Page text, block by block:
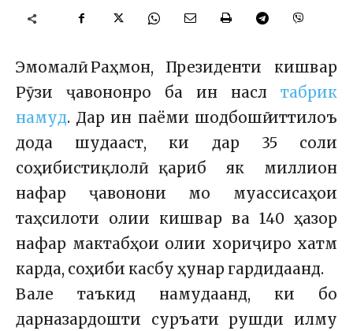
Эмомалӣ Раҳмон, Президенти кишвар
Рӯзи ҷавононро ба ин насл табрик
намуд. Дар ин паёми шодбошӣ иттилоъ
дода шудааст, ки дар 35 соли
соҳибистиқлолӣ қариб як миллион
нафар ҷавонони мо муассисаҳои
таҳсилоти олии кишвар ва 140 ҳазор
нафар мактабҳои олии хориҷиро хатм
карда, соҳиби касбу ҳунар гардидаанд.
Вале таъкид намудаанд, ки бо
дарназардошти суръати рушди илму